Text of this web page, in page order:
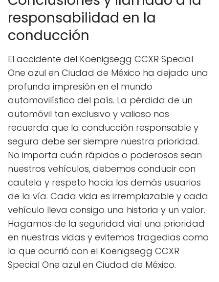
responsabilidad en la
conducción
El accidente del Koenigsegg CCXR Special
One azul en Ciudad de México ha dejado una
profunda impresión en el mundo
automovilístico del país. La pérdida de un
automóvil tan exclusivo y valioso nos
recuerda que la conducción responsable y
segura debe ser siempre nuestra prioridad.
No importa cuán rápidos o poderosos sean
nuestros vehículos, debemos conducir con
cautela y respeto hacia los demás usuarios
de la vía. Cada vida es irremplazable y cada
vehículo lleva consigo una historia y un valor.
Hagamos de la seguridad vial una prioridad
en nuestras vidas y evitemos tragedias como
la que ocurrió con el Koenigsegg CCXR
Special One azul en Ciudad de México.